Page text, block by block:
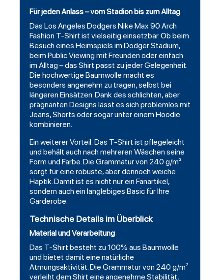
Für jeden Anlass – vom Stadion bis zum Alltag
Das Los Angeles Dodgers Nike Max 90 Arch
Fashion T-Shirt ist vielseitig einsetzbar. Ob beim
Besuch eines Heimspiels im Dodger Stadium,
beim Public Viewing mit Freunden oder einfach
im Alltag – das Shirt passt zu jeder Gelegenheit.
Die hochwertige Baumwolle macht es
besonders angenehm zu tragen, selbst bei
längeren Einsätzen. Dank des schlichten, aber
prägnanten Designs lässt es sich problemlos mit
Jeans, Shorts oder sogar unter einemHoodie
kombinieren.
Ein weiterer Vorteil: Das T-Shirt ist pflegeleicht
und behält auch nach mehreren Wäschen seine
Form und Farbe. Die Grammatur von 240 g/m²
sorgt für eine robuste, aber dennoch weiche
Haptik. Damit ist es nicht nur ein Fanartikel,
sondern auch ein langlebiges Basic für Ihre
Garderobe.
Technische Details im Überblick
Material und Verarbeitung
Das T-Shirt besteht zu 100% aus Baumwolle
und bietet damit eine natürliche
Atmungsaktivität. Die Grammatur von 240 g/m²
verleiht dem Shirt eine angenehme Stabilität,